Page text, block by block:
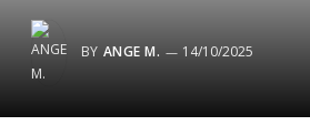
BY ANGE M. 14/10/2025